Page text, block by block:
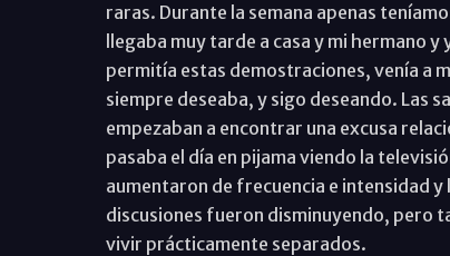
raras. Durante la semana apenas
llegaba muy tarde a casa y mi hermano
permitía estas demostraciones, venía a
siempre deseaba, y sigo deseando. Las
empezaban a encontrar una excusa
pasaba el día en pijama viendo la
aumentaron de frecuencia e intensidad
discusiones fueron disminuyendo, pero
vivir prácticamente separados.